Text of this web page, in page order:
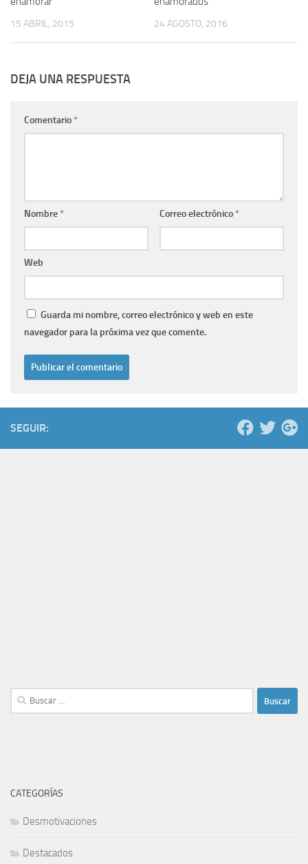
15 ABRIL, 2015 24 AGOSTO, 2016
DEJA UNA RESPUESTA
Comentario*
Nombre* Correo electrónico*
Web
Guarda mi nombre, correo electrónico y web en este
navegador para la próxima vez que comente.
SEGUIR:
Buscar:
CATEGORÍAS
Desmotivaciones
Destacados